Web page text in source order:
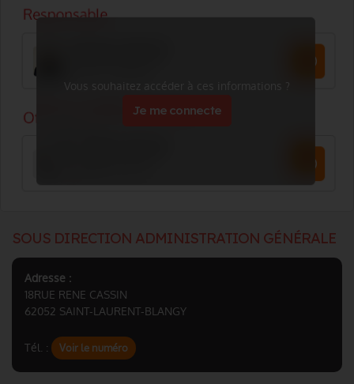
Vous souhaitez accéder à ces informations ?
Je me connecte
SOUS DIRECTION ADMINISTRATION GÉNÉRALE
Adresse :
18RUE RENE CASSIN
62052 SAINT-LAURENT-BLANGY
Tél. : Voir le numéro